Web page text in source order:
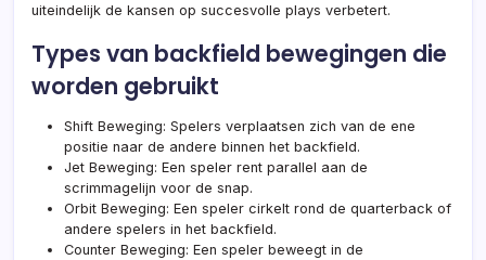
uiteindelijk de kansen op succesvolle plays verbetert.
Types van backfield bewegingen die
worden gebruikt
Shift Beweging: Spelers verplaatsen zich van de ene
positie naar de andere binnen het backfield.
Jet Beweging: Een speler rent parallel aan de
scrimmagelijn voor de snap.
Orbit Beweging: Een speler cirkelt rond de quarterback of
andere spelers in het backfield.
Counter Beweging: Een speler beweegt in de